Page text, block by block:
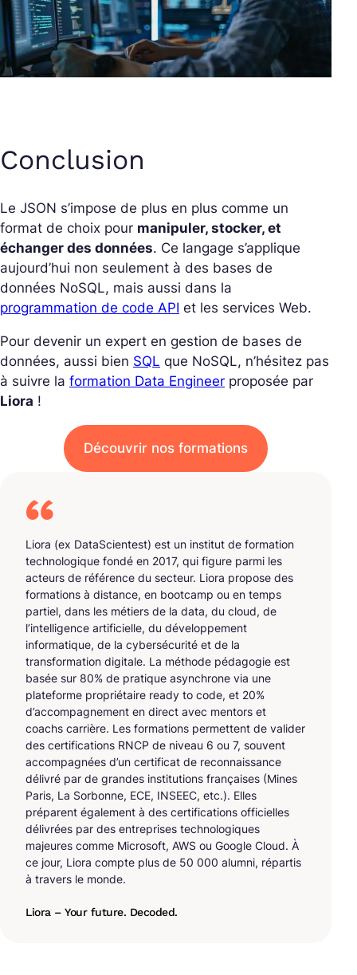
Conclusion
Le JSON s’impose de plus en plus comme un
format de choix pour manipuler, stocker, et
échanger des données. Ce langage s’applique
aujourd’hui non seulement à des bases de
données NoSQL, mais aussi dans la
programmation de code API et les services Web.
Pour devenir un expert en gestion de bases de
données, aussi bien SQL que NoSQL, n’hésitez pas
à suivre la formation Data Engineer proposée par
Liora !
Découvrir nos formations
Liora (ex DataScientest) est un institut de formation
technologique fondé en 2017, qui figure parmi les
acteurs de référence du secteur. Liora propose des
formations à distance, en bootcamp ou en temps
partiel, dans les métiers de la data, du cloud, de
l’intelligence artificielle, du développement
informatique, de la cybersécurité et de la
transformation digitale. La méthode pédagogie est
basée sur 80% de pratique asynchrone via une
plateforme propriétaire ready to code, et 20%
d’accompagnement en direct avec mentors et
coachs carrière. Les formations permettent de valider
des certifications RNCP de niveau 6 ou 7, souvent
accompagnées d’un certificat de reconnaissance
délivré par de grandes institutions françaises (Mines
Paris, La Sorbonne, ECE, INSEEC, etc.). Elles
préparent également à des certifications officielles
délivrées par des entreprises technologiques
majeures comme Microsoft, AWS ou Google Cloud. À
ce jour, Liora compte plus de 50 000 alumni, répartis
à travers le monde.
Liora – Your future. Decoded.